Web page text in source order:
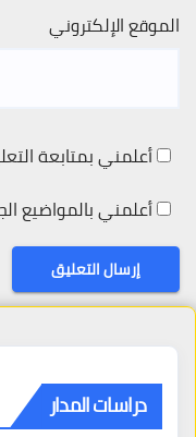
الموقع الإلكتروني
أعلمني بمتابعة
أعلمني بالمواضيع
دراسات المدار